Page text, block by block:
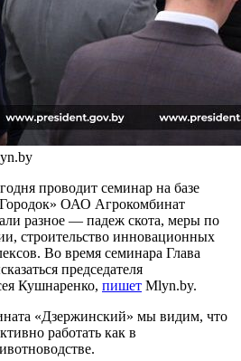
проводит семинар на базе
ОАО Агрокомбинат
разное — падеж скота, меры по
строительство инновационных
Во время семинара Глава
председателя
Кушнаренко, пишет Mlyn.by.
«Дзержинский» мы видим, что
работать как в